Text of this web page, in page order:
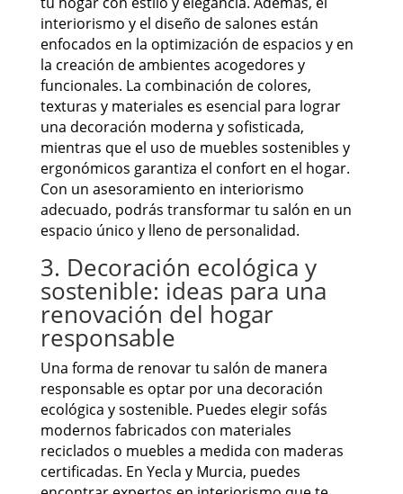
interiorismo y el diseño de salones están
enfocados en la optimización de espacios y en
la creación de ambientes acogedores y
funcionales. La combinación de colores,
texturas y materiales es esencial para lograr
una decoración moderna y sofisticada,
mientras que el uso de muebles sostenibles y
ergonómicos garantiza el confort en el hogar.
Con un asesoramiento en interiorismo
adecuado, podrás transformar tu salón en un
espacio único y lleno de personalidad.
3. Decoración ecológica y
sostenible: ideas para una
renovación del hogar
responsable
Una forma de renovar tu salón de manera
responsable es optar por una decoración
ecológica y sostenible. Puedes elegir sofás
modernos fabricados con materiales
reciclados o muebles a medida con maderas
certificadas. En Yecla y Murcia, puedes